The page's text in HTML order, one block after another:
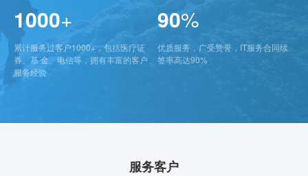
1000+
累计服务过客户1000+，包括医疗证
券、基 金、电信等，拥有丰富的客户
服务经验
90%
优质服务，广受赞誉，IT服务合同续
签率高达90%
服务客户